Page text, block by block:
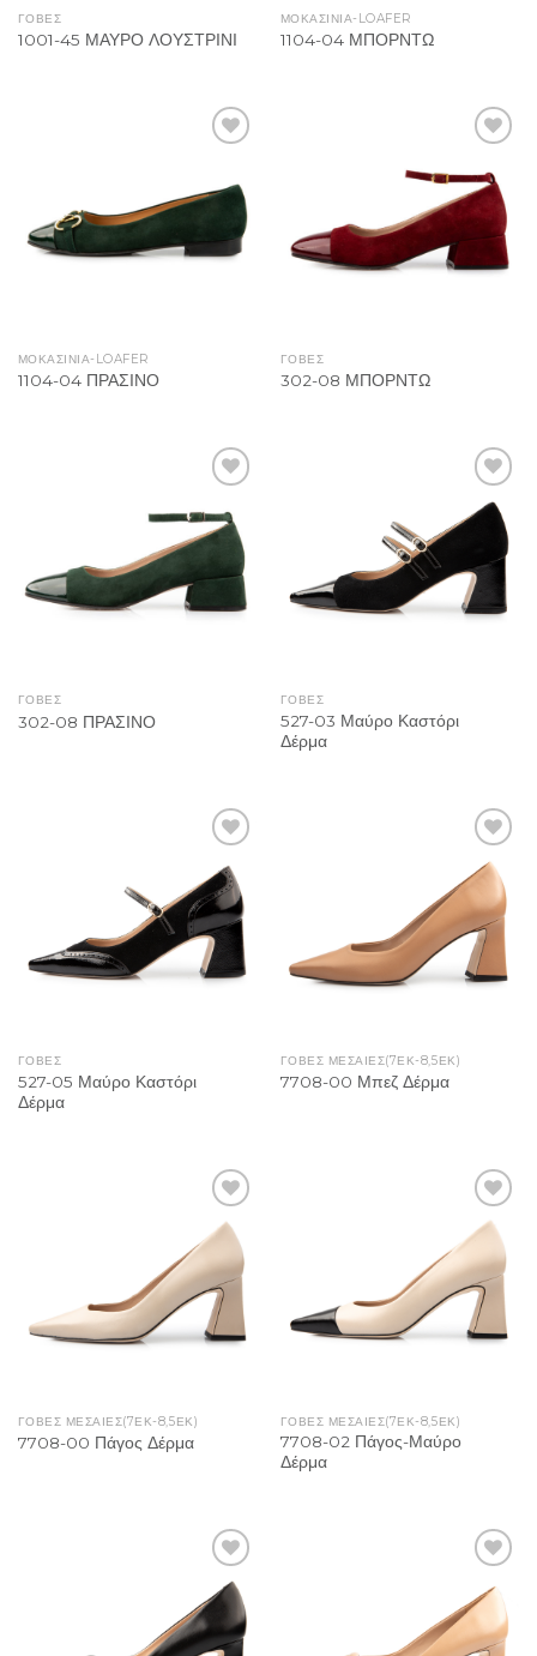
ΓΟΒΕΣ
1001-45 ΜΑΥΡΟ ΛΟΥΣΤΡΙΝΙ
ΜΟΚΑΣΙΝΙΑ-LOAFER
1104-04 ΜΠΟΡΝΤΩ
ΜΟΚΑΣΙΝΙΑ-LOAFER
1104-04 ΠΡΑΣΙΝΟ
Wishlist
ΓΟΒΕΣ
302-08 ΜΠΟΡΝΤΩ
Wishlist
ΓΟΒΕΣ
302-08 ΠΡΑΣΙΝΟ
Add to
Wishlist
ΓΟΒΕΣ
527-03 Μαύρο Καστόρι
Δέρμα
Add to
Wishlist
ΓΟΒΕΣ
527-05 Μαύρο Καστόρι
Δέρμα
Add to
Wishlist
ΓΌΒΕΣ ΜΕΣΑΊΕΣ(7ΕΚ-8,5ΕΚ)
7708-00 Μπεζ Δέρμα
Add to
Wishlist
ΓΌΒΕΣ ΜΕΣΑΊΕΣ(7ΕΚ-8,5ΕΚ)
7708-00 Πάγος Δέρμα
Add to
Wishlist
ΓΌΒΕΣ ΜΕΣΑΊΕΣ(7ΕΚ-8,5ΕΚ)
7708-02 Πάγος-Μαύρο
Δέρμα
Add to
Wishlist
Add to
Wishlist